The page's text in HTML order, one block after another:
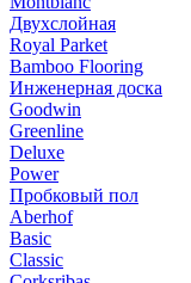
Двухслойная
Royal Parket
Bamboo Flooring
Инженерная доска
Goodwin
Greenline
Deluxe
Power
Пробковый пол
Aberhof
Basic
Classic